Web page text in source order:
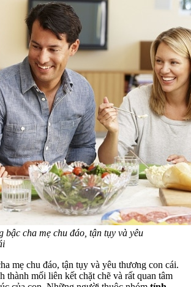
bậc cha mẹ chu đáo, tận tụy và yêu
mẹ chu đáo, tận tụy và yêu thương con cái.
thành mối liên kết chặt chẽ và rất quan tâm